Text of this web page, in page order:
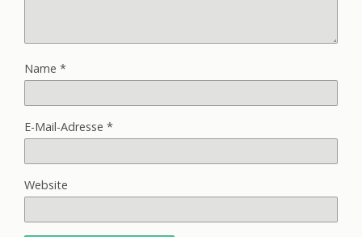
Name *
E-Mail-Adresse *
Website